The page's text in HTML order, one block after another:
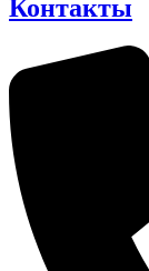
Контакты